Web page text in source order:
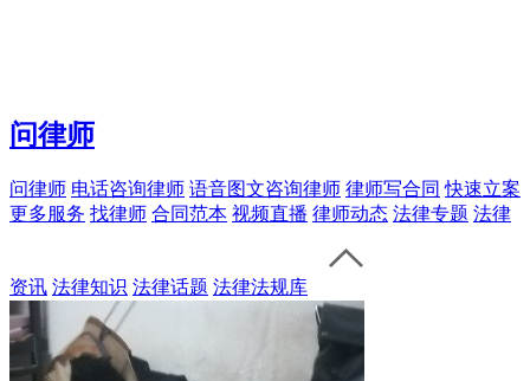
问律师
问律师 电话咨询律师 语音图文咨询律师 律师写合同 快速立案
更多服务 找律师 合同范本 视频直播 律师动态 法律专题 法律
资讯 法律知识 法律话题 法律法规库